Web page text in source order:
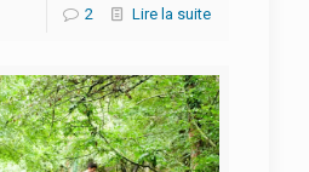
2 Lire la suite